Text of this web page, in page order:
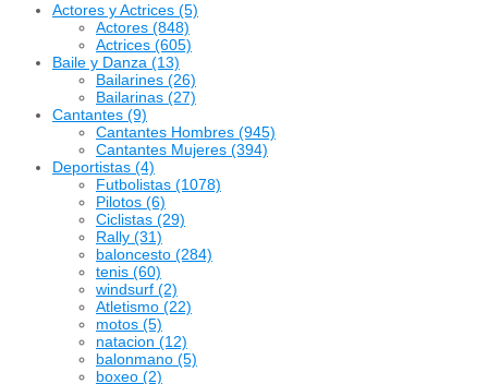
Actores y Actrices (5)
Actores (848)
Actrices (605)
Baile y Danza (13)
Bailarines (26)
Bailarinas (27)
Cantantes (9)
Cantantes Hombres (945)
Cantantes Mujeres (394)
Deportistas (4)
Futbolistas (1078)
Pilotos (6)
Ciclistas (29)
Rally (31)
baloncesto (284)
tenis (60)
windsurf (2)
Atletismo (22)
motos (5)
natacion (12)
balonmano (5)
boxeo (2)